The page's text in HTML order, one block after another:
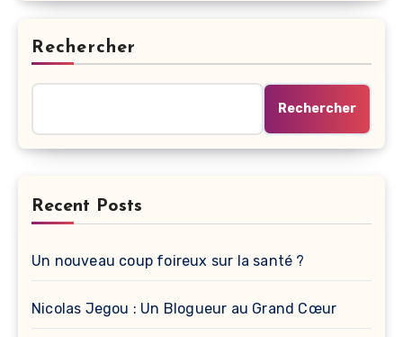
Rechercher
Rechercher
Recent Posts
Un nouveau coup foireux sur la santé ?
Nicolas Jegou : Un Blogueur au Grand Cœur